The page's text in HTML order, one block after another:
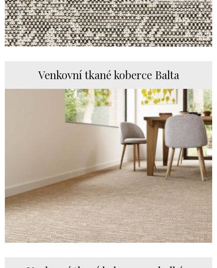
Venkovní tkané koberce Balta